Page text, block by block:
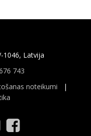
1046, Latvija
743
noteikumi |